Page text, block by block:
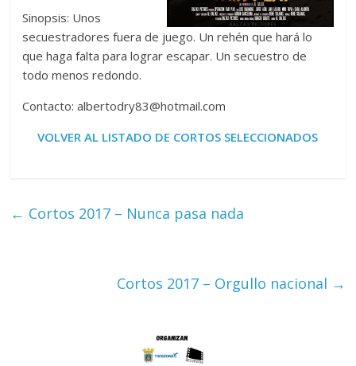
Sinopsis: Unos
secuestradores fuera de juego. Un rehén que hará lo
que haga falta para lograr escapar. Un secuestro de
todo menos redondo.
Contacto: albertodry83@hotmail.com
VOLVER AL LISTADO DE CORTOS SELECCIONADOS
← Cortos 2017 – Nunca pasa nada
Cortos 2017 – Orgullo nacional →